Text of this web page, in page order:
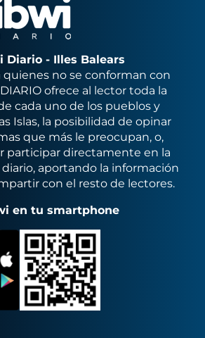
Diario - Illes Balears
quienes no se conforman con
ofrece al lector toda la
cada uno de los pueblos y
Islas, la posibilidad de opinar
que más le preocupan, o,
participar directamente en la
aportando la información
con el resto de lectores.
en tu smartphone